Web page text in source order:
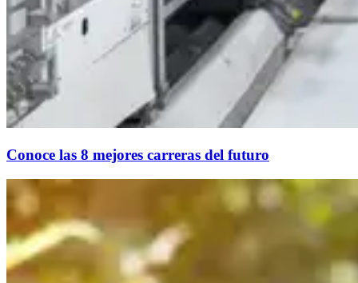
Conoce las 8 mejores carreras del futuro